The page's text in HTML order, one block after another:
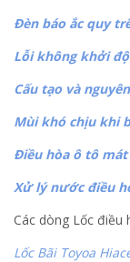
Đèn báo ắc quy
Lỗi không khởi
Cấu tạo và
Mùi khó chịu khi
Điều hòa ô tô
Xử lý nước điều
Các dòng Lốc điều
Lốc Bãi Toyoa